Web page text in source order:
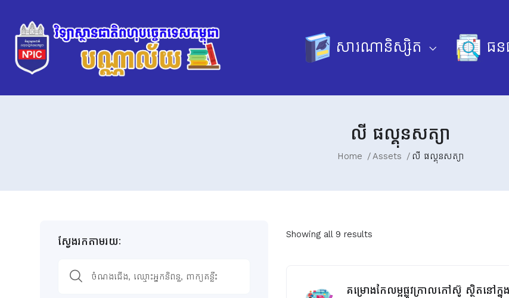
សារណានិស្សិត ធន
លី ផល្គុនសត្យា
Home Assets លី ផល្គុនសត្យា
ស្វែងរកតាមរយៈ
Showing all 9 results
គម្រោងកែលម្អផ្លូវក្រាលកៅស៊ូ ស្ថិតនៅក្